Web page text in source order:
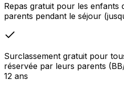
Repas gratuit pour les enfants
parents pendant le séjour
Surclassement gratuit pour
réservée par leurs parents
12 ans